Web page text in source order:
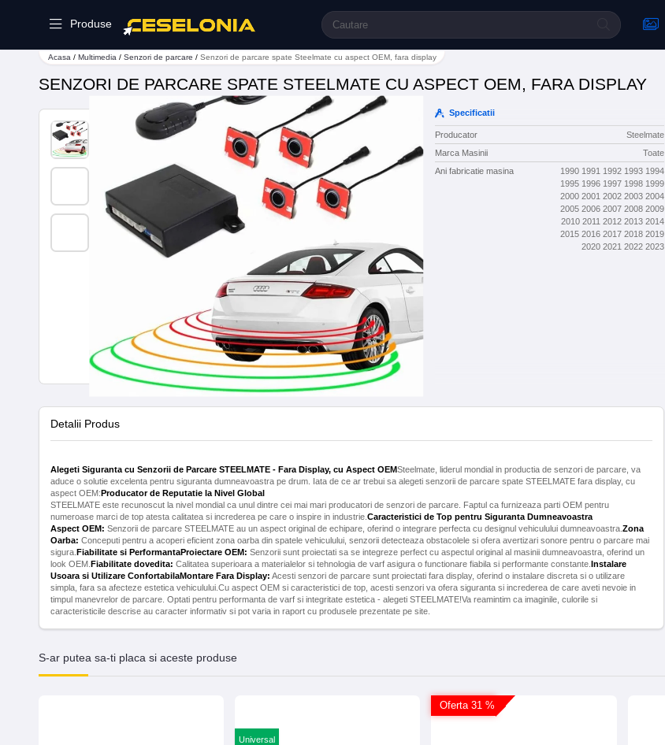
Produse
Acasa / Multimedia / Senzori de parcare / Senzori de parcare spate Steelmate cu aspect OEM, fara display
SENZORI DE PARCARE SPATE STEELMATE CU ASPECT OEM, FARA DISPLAY
Specificatii
Producator
Steelmate
Marca Masinii
Toate
Ani fabricatie masina
1990 1991 1992 1993 1994
1995 1996 1997 1998 1999
2000 2001 2002 2003 2004
2005 2006 2007 2008 2009
2010 2011 2012 2013 2014
2015 2016 2017 2018 2019
2020 2021 2022 2023
Detalii Produs
Alegeti Siguranta cu Senzorii de Parcare STEELMATE - Fara Display, cu Aspect OEMSteelmate, liderul mondial in productia de senzori de parcare, va
aduce o solutie excelenta pentru siguranta dumneavoastra pe drum. Iata de ce ar trebui sa alegeti senzorii de parcare spate STEELMATE fara display, cu
aspect OEM:Producator de Reputatie la Nivel Global
STEELMATE este recunoscut la nivel mondial ca unul dintre cei mai mari producatori de senzori de parcare. Faptul ca furnizeaza parti OEM pentru
numeroase marci de top atesta calitatea si increderea pe care o inspire in industrie. Caracteristici de Top pentru Siguranta Dumneavoastra
Aspect OEM: Senzorii de parcare STEELMATE au un aspect original de echipare, oferind o integrare perfecta cu designul vehiculului dumneavoastra. Zona
Oarba: Conceputi pentru a acoperi eficient zona oarba din spatele vehiculului, senzorii detecteaza obstacolele si ofera avertizari sonore pentru o parcare mai
sigura. Fiabilitate si PerformantaProiectare OEM: Senzorii sunt proiectati sa se integreze perfect cu aspectul original al masinii dumneavoastra, oferind un
look OEM. Fiabilitate dovedita: Calitatea superioara a materialelor si tehnologia de varf asigura o functionare fiabila si performante constante. Instalare
Usoara si Utilizare ConfortabilaMontare Fara Display: Acesti senzori de parcare sunt proiectati fara display, oferind o instalare discreta si o utilizare
simpla, fara sa afecteze estetica vehiculului.Cu aspect OEM si caracteristici de top, acesti senzori va ofera siguranta si increderea de care aveti nevoie in
timpul manevrelor de parcare. Optati pentru performanta de varf si integritate estetica - alegeti STEELMATE!Va reamintim ca imaginile, culorile si
caracteristicile descrise au caracter informativ si pot varia in raport cu produsele prezentate pe site.
S-ar putea sa-ti placa si aceste produse
Universal
Oferta 31 %